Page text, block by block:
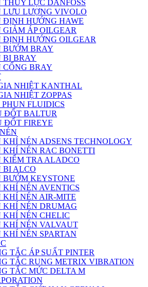
THỦY LỰC DANFOSS
LƯU LƯỢNG VIVOLO
ĐỊNH HƯỚNG HAWE
GIẢM ÁP OILGEAR
ĐỊNH HƯỚNG OILGEAR
BƯỚM BRAY
BI BRAY
CỔNG BRAY
NHIỆT KANTHAL
NHIỆT ZOPPAS
PHUN FLUIDICS
ĐỐT BALTUR
ĐỐT FIREYE
KHÍ NÉN ADSENS TECHNOLOGY
KHÍ NÉN RAC BONETTI
KIỂM TRA ALADCO
BI ALCO
BƯỚM KEYSTONE
KHÍ NÉN AVENTICS
KHÍ NÉN AIR-MITE
KHÍ NÉN DRUMAG
KHÍ NÉN CHELIC
KHÍ NÉN VALVAUT
KHÍ NÉN SPARTAN
TẮC ÁP SUẤT PINTER
TẮC RUNG METRIX VIBRATION
TẮC MỨC DELTA M